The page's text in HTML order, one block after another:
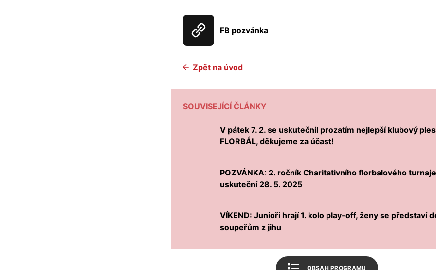
FB pozvánka
Zpět na úvod
SOUVISEJÍCÍ ČLÁNKY
V pátek 7. 2. se uskutečnil prozatím nejlepší klubový ples
FLORBÁL, děkujeme za účast!
POZVÁNKA: 2. ročník Charitativního florbalového
uskuteční 28. 5. 2025
VÍKEND: Junioři hrají 1. kolo play-off, ženy se představí
soupeřům z jihu
OBSAH PROGRAMU
Tabulka CE soutěž juniorů
Mohlo by vás zajímat
Český florbal